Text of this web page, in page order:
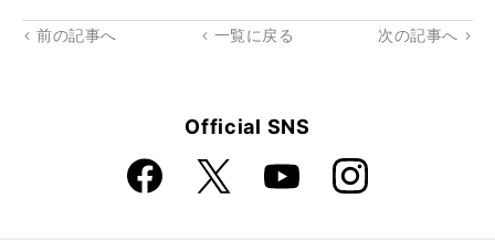
rk
前の記事へ 一覧に戻る 次の記事へ
Official SNS
Faceboo
k
X YouTube Instagra
m